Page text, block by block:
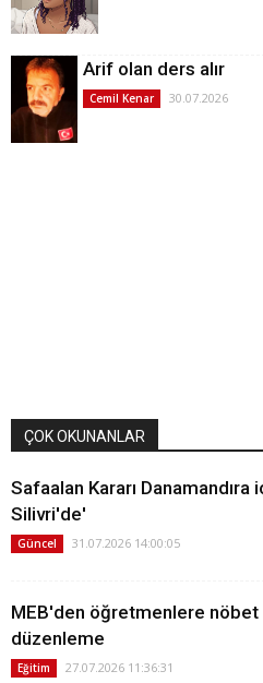
Arif olan ders alır
Cemil Kenar 30.07.2026
ÇOK OKUNANLAR
Safaalan Kararı
Silivri'de'
Güncel 31.07.2026 14:00:05
MEB'den öğretmenlere nöbet
düzenleme
Eğitim 27.07.2026 11:36:31